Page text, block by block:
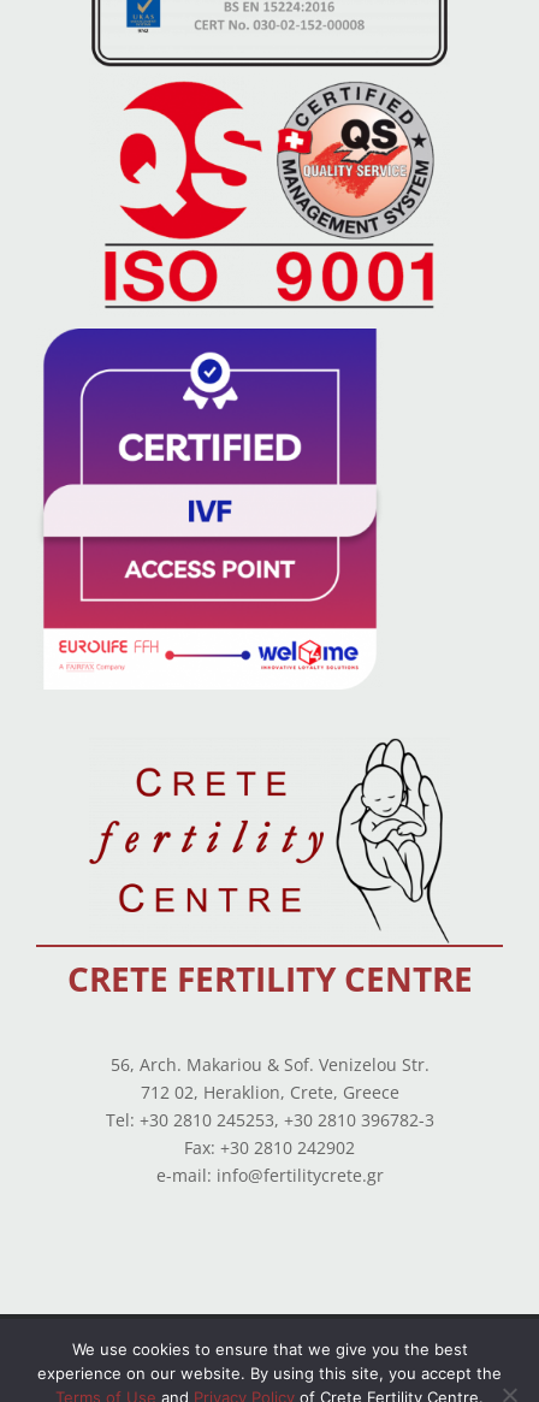
CRETE FERTILITY CENTRE
56, Arch. Makariou & Sof. Venizelou Str.
712 02, Heraklion, Crete, Greece
Tel: +30 2810 245253, +30 2810 396782-3
Fax: +30 2810 242902
e-mail: info@fertilitycrete.gr
Terms of use –Privacy Policy– Balance Sheets
© Copyright 2026 All Rights Reserved. Powered by
We use cookies to ensure that we give you the best
experience on our website. By using this site, you accept the
Terms of Use and Privacy Policy of Crete Fertility Centre.